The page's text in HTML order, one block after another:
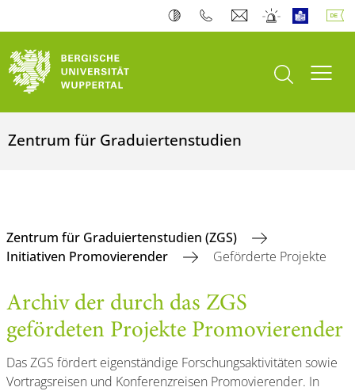
Suche öffnen
Zentrum für Graduiertenstudien
Zentrum für Graduiertenstudien (ZGS)
Initiativen Promovierender
Geförderte Projekte
Archiv der durch das ZGS
gefördeten Projekte Promovierender
Das ZGS fördert eigenständige Forschungsaktivitäten sowie
Vortragsreisen und Konferenzreisen Promovierender. In